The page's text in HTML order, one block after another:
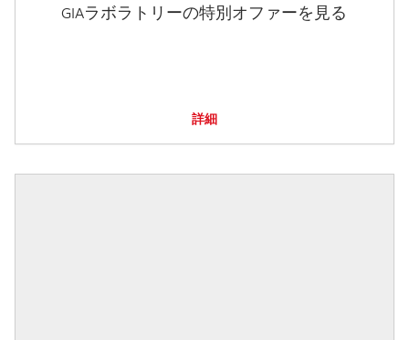
GIAラボラトリーの特別オファーを見る
詳細